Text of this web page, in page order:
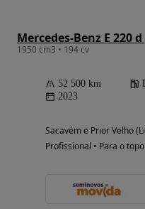
Mercedes-Benz E 220
1950 cm3 • 194 cv
52 500 km
2023
Sacavém e Prior Velho
Profissional • Para o topo